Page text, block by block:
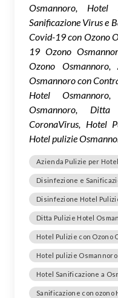
Osmannoro, Hotel
Sanificazione Virus e
Covid-19 con Ozono
19 Ozono
Ozono
Osmannoro con
Hotel
Osmannoro,
CoronaVirus, Hotel
Hotel pulizie
Azienda Pulizie per
Disinfezione e
Disinfezione Hotel
Ditta Pulizie Hotel
Hotel Pulizie con Ozono
Hotel pulizie Osmannoro
Hotel Sanificazione a
Sanificazione con ozono